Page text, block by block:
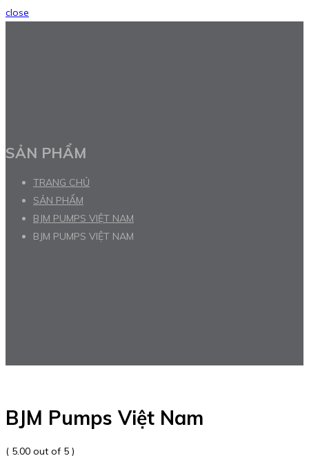
close
SẢN PHẨM
TRANG CHỦ
SẢN PHẨM
BJM PUMPS VIỆT NAM
BJM PUMPS VIỆT NAM
BJM Pumps Việt Nam
( 5.00 out of 5 )